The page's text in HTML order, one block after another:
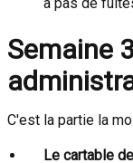
Semaine
C'est la partie la
Le cartable